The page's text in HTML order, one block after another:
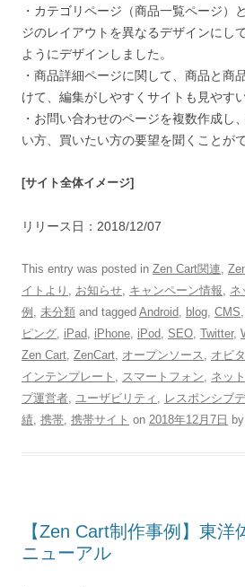
・カテゴリページ（商品一覧ページ）
ジのレイアウトを異なるデザインにし
ようにデザインしました。
・商品詳細ページに関して、商品と商
けて、編集がしやすくサイトも見やす
・お問い合わせのページを複数作成し
い方、買いたい方の要望を聞くことが
[サイト全体イメージ]
リリース日：2018/12/07
This entry was posted in Zen Cart関連
イトより
お知らせ キャンペーン情報 ネ
例
未分類 and tagged Android blog CMS
ピング iPad iPhone iPod SEO Twitter,
Zen Cart ZenCart オープンソース オビ
インテンプレート
スマートフォン ネッ
プ運営者
ユーザビリティ レスポンシブ
績 携帯 携帯サイト on 2018年12月7日 by
【Zen Cart制作事例】東
ニューアル